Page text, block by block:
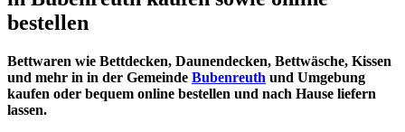
bestellen
Bettwaren wie Bettdecken, Daunendecken, Bettwäsche, Kissen
und mehr in in der Gemeinde Bubenreuth und Umgebung
kaufen oder bequem online bestellen und nach Hause liefern
lassen.